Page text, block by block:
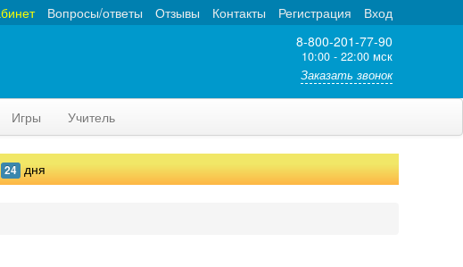
Вход
Регистрация
Контакты
Отзывы
Вопросы/ответы
8-800-201-77-90
10:00 - 22:00 мск
Заказать звонок
Игры Учитель
24 дня